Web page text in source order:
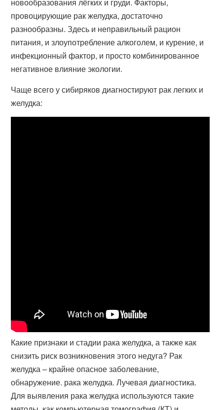
новообразования лёгких и груди. Факторы,
провоцирующие рак желудка, достаточно
разнообразны. Здесь и неправильный рацион
питания, и злоупотребление алкоголем, и курение, и
инфекционный фактор, и просто комбинированное
негативное влияние экологии.
Чаще всего у сибиряков диагностируют рак легких и
желудка:
Какие признаки и стадии рака желудка, а также как
снизить риск возникновения этого недуга? Рак
желудка – крайне опасное заболевание,
обнаружение. рака желудка. Лучевая диагностика.
Для выявления рака желудка используются такие